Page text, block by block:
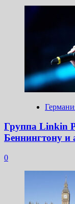
Группа Linkin
Беннингтону и
0